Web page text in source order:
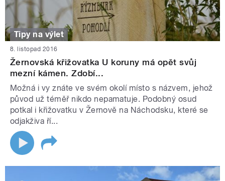
Tipy na výlet
8. listopad 2016
Žernovská křižovatka U koruny má opět svůj
mezní kámen. Zdobí...
Možná i vy znáte ve svém okolí místo s názvem, jehož
původ už téměř nikdo nepamatuje. Podobný osud
potkal i křižovatku v Žernově na Náchodsku, které se
odjakživa ří...